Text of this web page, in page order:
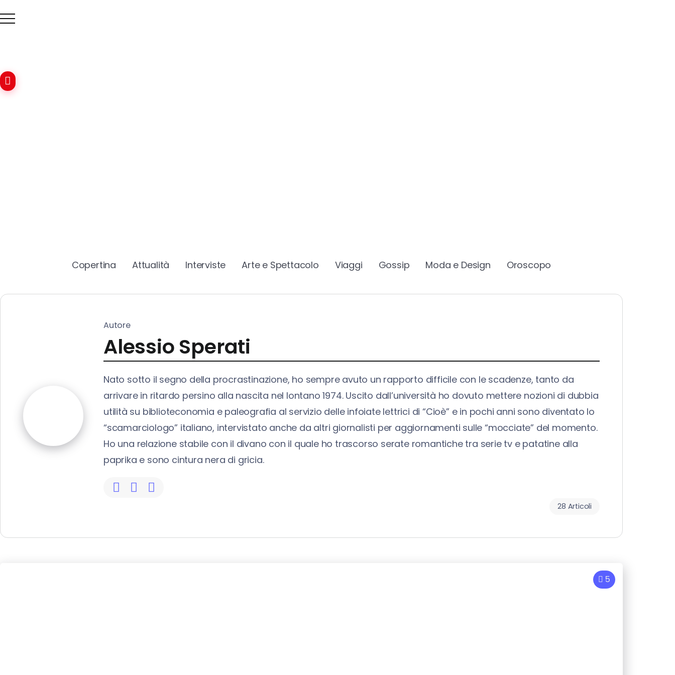
Copertina Attualità Interviste Arte e Spettacolo Viaggi Gossip Moda e Design Oroscopo
Autore
Alessio Sperati
Nato sotto il segno della procrastinazione, ho sempre avuto un rapporto difficile con le scadenze, tanto da
arrivare in ritardo persino alla nascita nel lontano 1974. Uscito dall’università ho dovuto mettere nozioni di dubbia
utilità su biblioteconomia e paleografia al servizio delle infoiate lettrici di “Cioè” e in pochi anni sono diventato lo
“scamarciologo” italiano, intervistato anche da altri giornalisti per aggiornamenti sulle “mocciate” del momento.
Ho una relazione stabile con il divano con il quale ho trascorso serate romantiche tra serie tv e patatine alla
paprika e sono cintura nera di gricia.
28 Articoli
5